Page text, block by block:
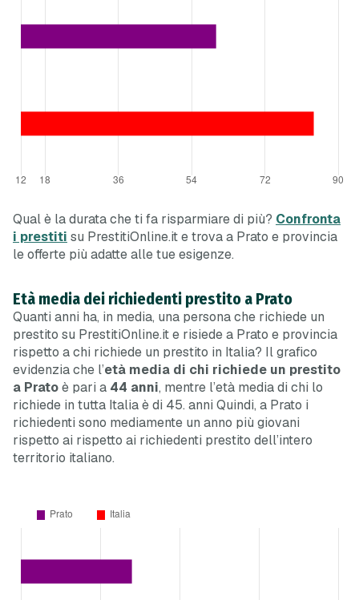
Qual è la durata che ti fa risparmiare di più? Confronta
i prestiti su PrestitiOnline.it e trova a Prato e provincia
le offerte più adatte alle tue esigenze.
Età media dei richiedenti prestito a Prato
Quanti anni ha, in media, una persona che richiede un
prestito su PrestitiOnline.it e risiede a Prato e provincia
rispetto a chi richiede un prestito in Italia? Il grafico
evidenzia che l’età media di chi richiede un prestito
a Pratoè pari a 44 anni, mentre l’età media di chi lo
richiede in tutta Italia è di 45. anni Quindi, a Prato i
richiedenti sono mediamente un anno più giovani
rispetto ai rispetto ai richiedenti prestito dell’intero
territorio italiano.